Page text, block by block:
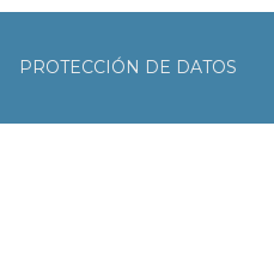
PROTECCIÓN DE DATOS